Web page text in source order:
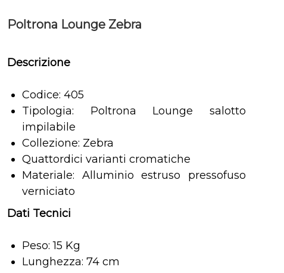
Poltrona Lounge Zebra
Descrizione
Codice: 405
Tipologia: Poltrona Lounge salotto
impilabile
Collezione: Zebra
Quattordici varianti cromatiche
Materiale: Alluminio estruso pressofuso
verniciato
Dati Tecnici
Peso: 15 Kg
Lunghezza: 74 cm